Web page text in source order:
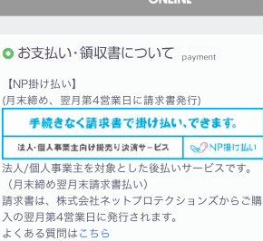
【NP掛け払い】
(月末締め、翌月第4営業日に請求書発行)
法人/個人事業主を対象とした後払いサービスです。
（月末締め翌月末請求書払い）
請求書は、株式会社ネットプロテクションズからご購
入の翌月第4営業日に発行されます。
よくある質問は こちら